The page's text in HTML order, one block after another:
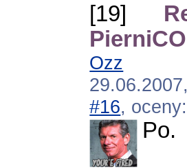
[19]
Ozz
#16,
Po.